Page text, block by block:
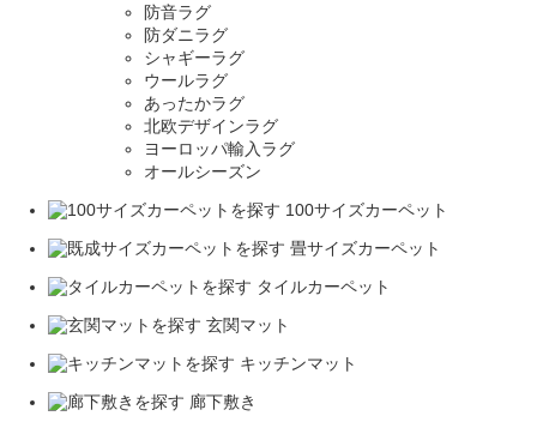
防音ラグ
防ダニラグ
シャギーラグ
ウールラグ
あったかラグ
北欧デザインラグ
ヨーロッパ輸入ラグ
オールシーズン
100サイズカーペット
畳サイズカーペット
タイルカーペット
玄関マット
キッチンマット
廊下敷き